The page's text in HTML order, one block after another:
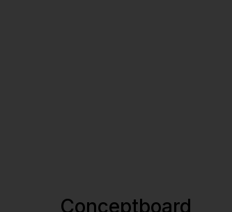
Conceptboard